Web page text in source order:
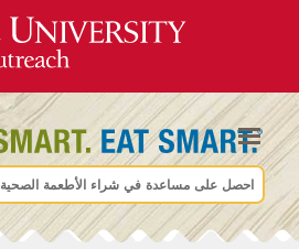
احصل على مساعدة في شراء الأطعمة الصحية